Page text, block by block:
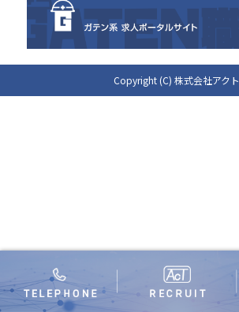
Copyright (C) 株式会社アクト